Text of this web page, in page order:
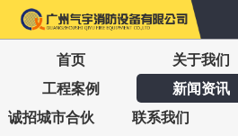
首页 关于我们
工程案例
新闻资讯
诚招城市合伙
联系我们